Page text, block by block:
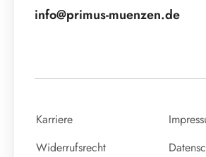
info@primus-muenzen.de
Karriere
Widerrufsrecht